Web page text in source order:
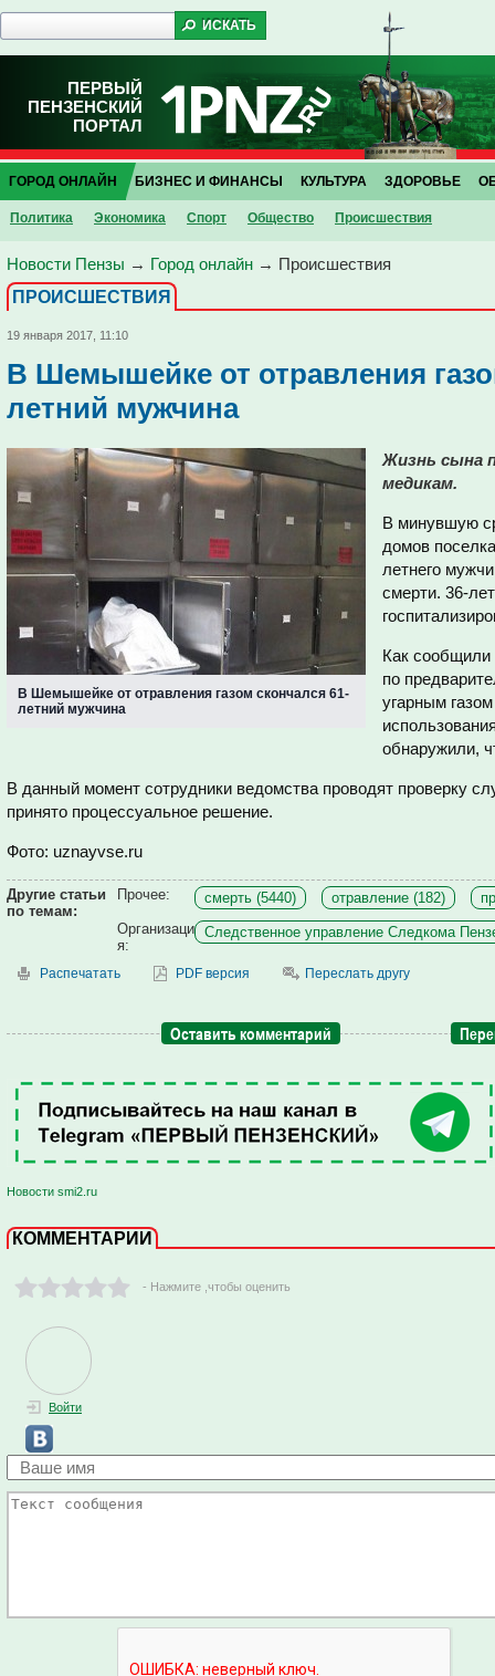
ПЕРВЫЙ
ПЕНЗЕНСКИЙ
ПОРТАЛ
ГОРОД ОНЛАЙН
Политика Экономика Спорт Общество Проиcшествия
БИЗНЕС И ФИНАНСЫ КУЛЬТУРА ЗДОРОВЬЕ
Новости Пензы → Город онлайн → Проиcшествия
ПРОИCШЕСТВИЯ
19 января 2017, 11:10
В Шемышейке от отравления
летний мужчина
В Шемышейке от отравления газом скончался 61-
летний мужчина
Жизнь сына
медикам.
В минувшую
домов
летнего
смерти. 36-
Как
по
угарным
обнаружили,
В данный момент сотрудники ведомства проводят проверку
принято процессуальное решение.
Фото: uznayvse.ru
Другие статьи
по темам:
Прочее: смерть (5440) отравление (182)
Организаци
я:
Следственное управление Следкома
Распечатать PDF версия Переслать другу
Оставить комментарий
Новости smi2.ru
КОММЕНТАРИИ
- Нажмите ,чтобы оценить
Войти